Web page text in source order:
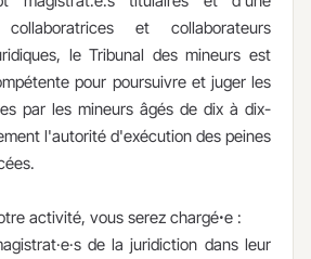
et collaborateurs
le Tribunal des mineurs est
pour poursuivre et juger les
par les mineurs âgés de dix à dix-
l'autorité d'exécution des peines
activité, vous serez chargéꞏe :
de la juridiction dans leur